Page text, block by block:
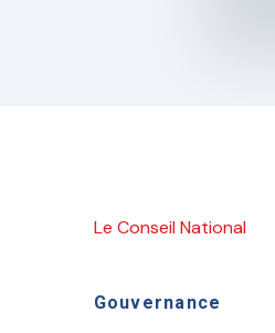
Le Conseil National
Gouvernance